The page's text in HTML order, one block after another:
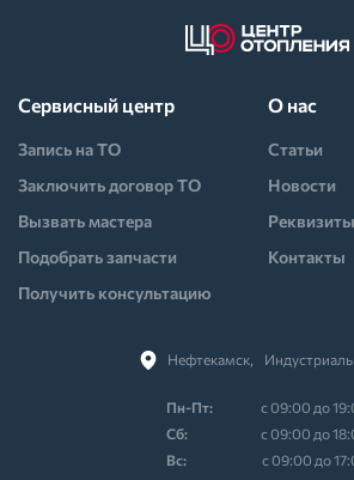
Пн-Пт:
с 09:00 до
Cб:
с 09:00 до
Вс:
с 09:00 до
Сервисный центр
Запись на ТО
Заключить договор ТО
Вызвать мастера
Подобрать запчасти
Получить консультацию
О нас
Статьи
Новости
Реквизиты
Контакты